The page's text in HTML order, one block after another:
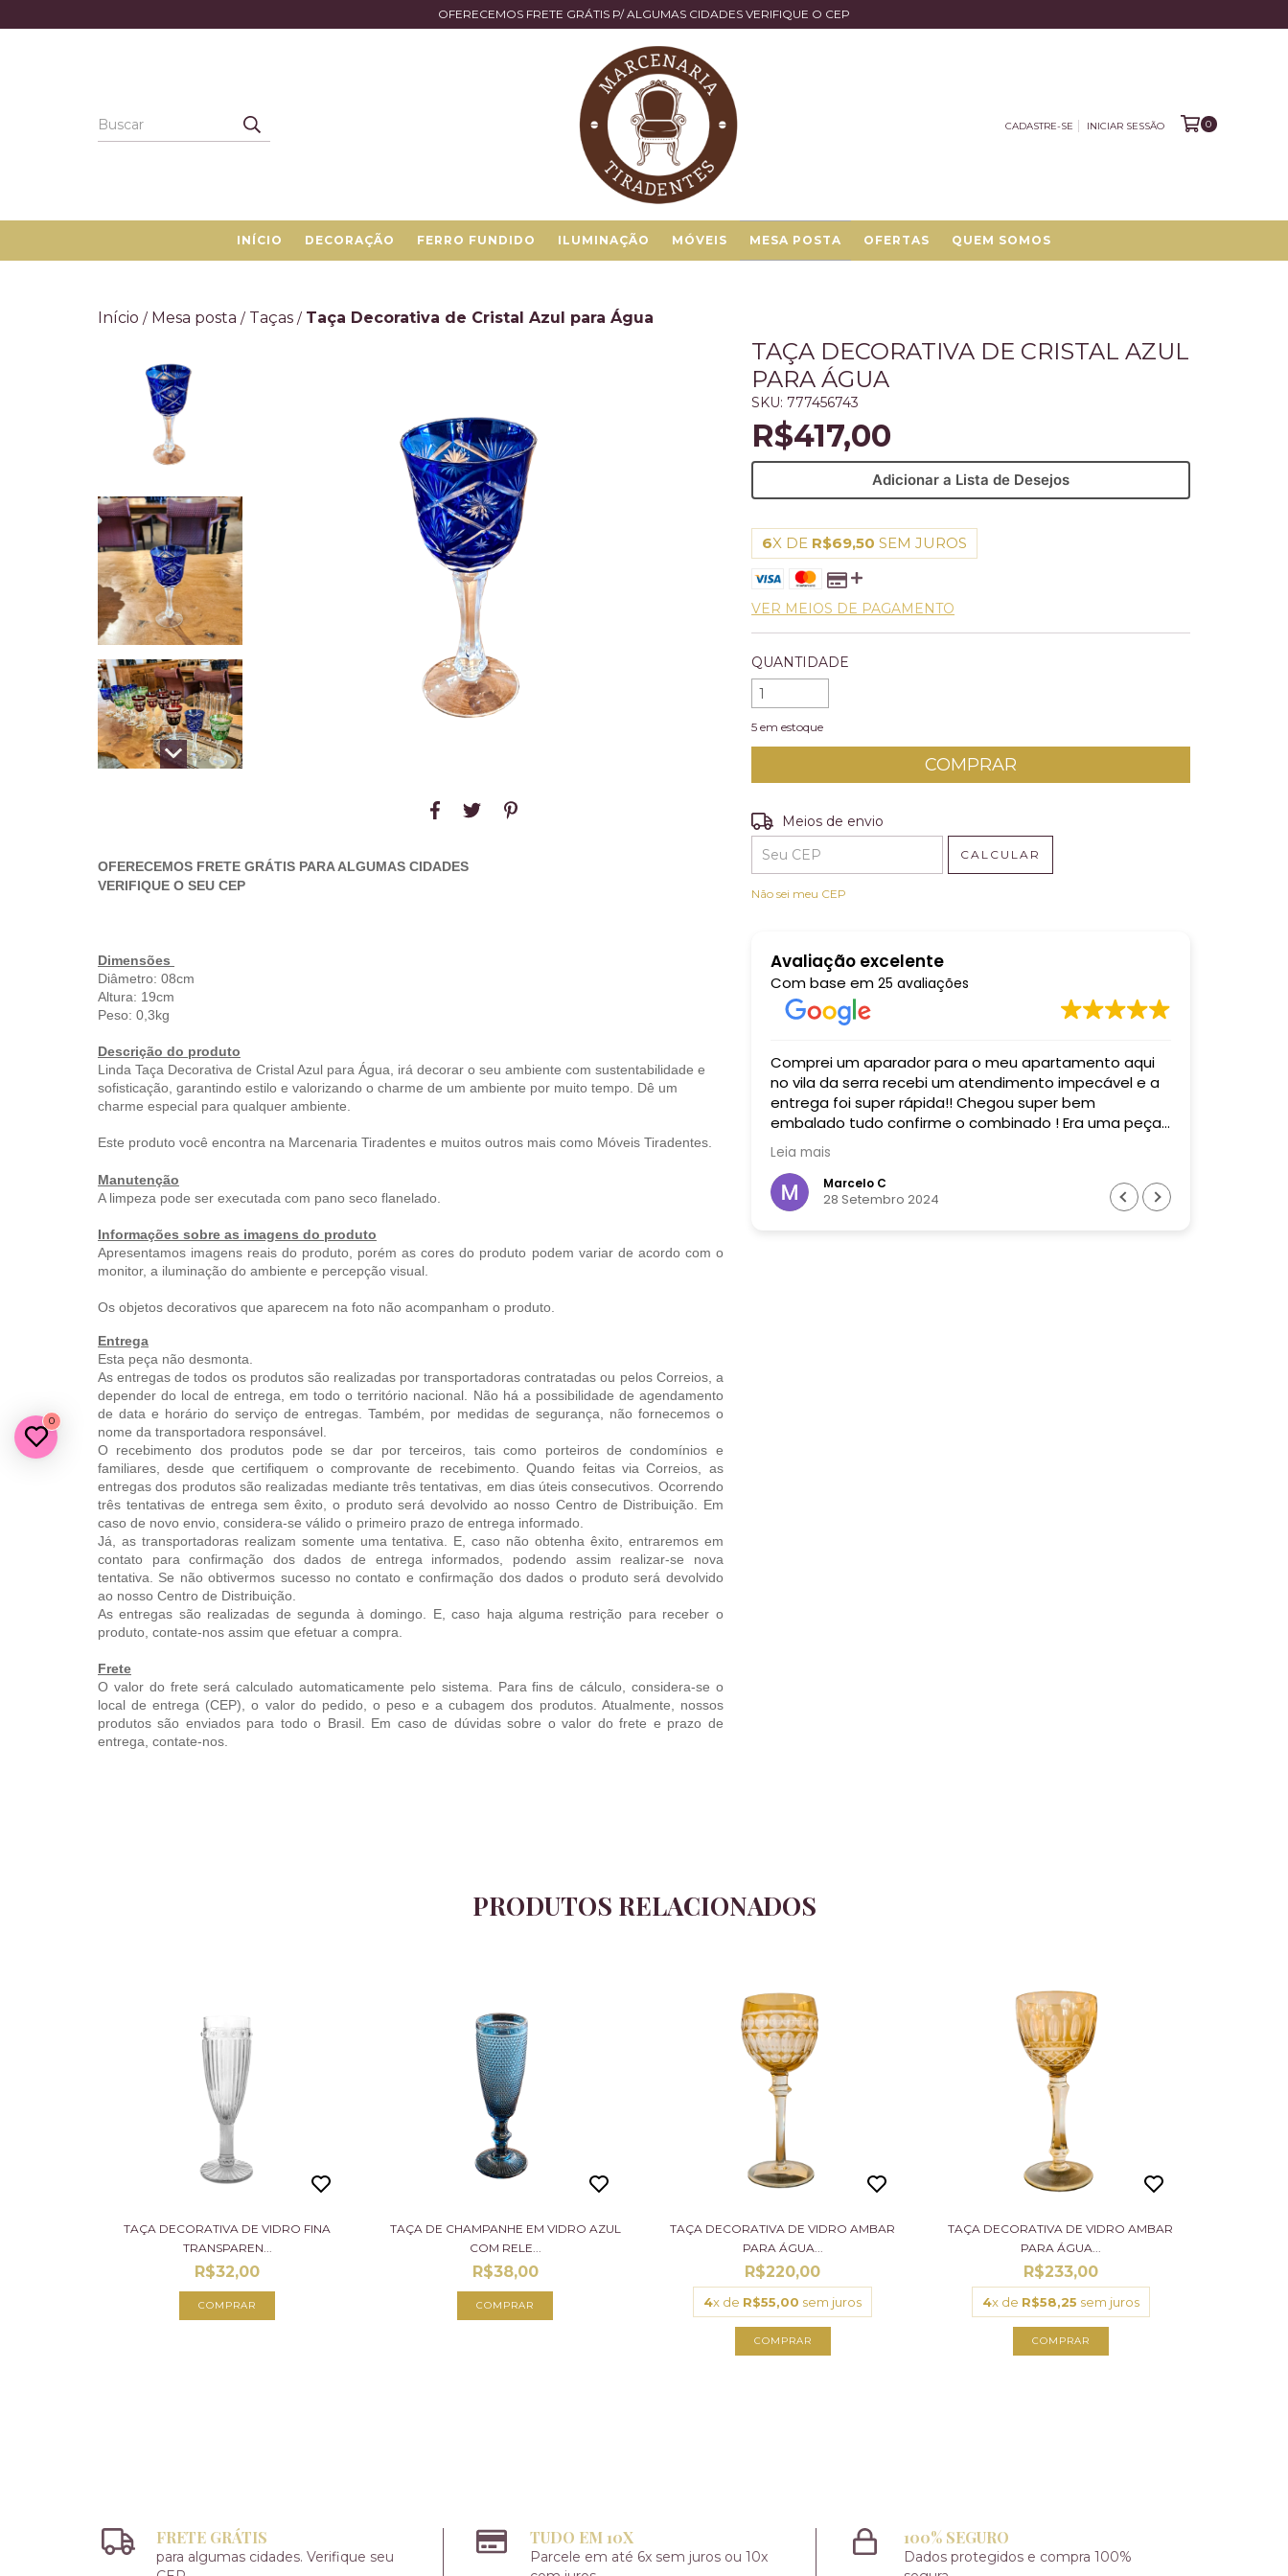
OFERECEMOS FRETE GRÁTIS P/ ALGUMAS CIDADES VERIFIQUE O CEP
CADASTRE-SE INICIAR SESSÃO 0
INÍCIO DECORAÇÃO FERRO FUNDIDO ILUMINAÇÃO MÓVEIS MESA POSTA OFERTAS QUEM SOMOS
Início / Mesa posta / Taças / Taça Decorativa de Cristal Azul para Água
OFERECEMOS FRETE GRÁTIS PARA ALGUMAS CIDADES
VERIFIQUE O SEU CEP
Dimensões
Diâmetro: 08cm
Altura: 19cm
Peso: 0,3kg
Descrição do produto
Linda Taça Decorativa de Cristal Azul para Água, irá decorar o seu ambiente com sustentabilidade e
sofisticação, garantindo estilo e valorizando o charme de um ambiente por muito tempo. Dê um
charme especial para qualquer ambiente.
Este produto você encontra na Marcenaria Tiradentes e muitos outros mais como Móveis Tiradentes.
Manutenção
A limpeza pode ser executada com pano seco flanelado.
Informações sobre as imagens do produto
Apresentamos imagens reais do produto, porém as cores do produto podem variar de acordo com o
monitor, a iluminação do ambiente e percepção visual.
Os objetos decorativos que aparecem na foto não acompanham o produto.
Entrega
Esta peça não desmonta.
As entregas de todos os produtos são realizadas por transportadoras contratadas ou pelos Correios, a
depender do local de entrega, em todo o território nacional. Não há a possibilidade de agendamento
de data e horário do serviço de entregas. Também, por medidas de segurança, não fornecemos o
nome da transportadora responsável.
O recebimento dos produtos pode se dar por terceiros, tais como porteiros de condomínios e
familiares, desde que certifiquem o comprovante de recebimento. Quando feitas via Correios, as
entregas dos produtos são realizadas mediante três tentativas, em dias úteis consecutivos. Ocorrendo
três tentativas de entrega sem êxito, o produto será devolvido ao nosso Centro de Distribuição. Em
caso de novo envio, considera-se válido o primeiro prazo de entrega informado.
Já, as transportadoras realizam somente uma tentativa. E, caso não obtenha êxito, entraremos em
contato para confirmação dos dados de entrega informados, podendo assim realizar-se nova
tentativa. Se não obtivermos sucesso no contato e confirmação dos dados o produto será devolvido
ao nosso Centro de Distribuição.
As entregas são realizadas de segunda à domingo. E, caso haja alguma restrição para receber o
produto, contate-nos assim que efetuar a compra.
Frete
O valor do frete será calculado automaticamente pelo sistema. Para fins de cálculo, considera-se o
local de entrega (CEP), o valor do pedido, o peso e a cubagem dos produtos. Atualmente, nossos
produtos são enviados para todo o Brasil. Em caso de dúvidas sobre o valor do frete e prazo de
entrega, contate-nos.
TAÇA DECORATIVA DE CRISTAL AZUL
PARA ÁGUA
SKU: 777456743
R$417,00
Adicionar a Lista de Desejos
6X DE R$69,50 SEM JUROS
VER MEIOS DE PAGAMENTO
QUANTIDADE
5 em estoque
Entregas para o CEP:
Meios de envio
CALCULAR
Não sei meu CEP
Avaliação excelente
Com base em25 avaliações
artesanato e obras de arte com
. Peças em ferro fundido e
entre outras diversas opções, dá
de primeira. Recomendo.
Experiência excelente. A comida estava maravilhosa,
muito saborosa e autenticada, com um atendimento
muito acolhedor e simpático feito pelos próprios
19 Novembro 2024
Comprei um aparador para o meu apartamento aqui
no vila da serra recebi um atendimento impecável e a
entrega foi super rápida!! Chegou super bem
embalado tudo confirme o combinado ! Era uma peça
bem grande! Recomendo muito essa empresa! Valeu
cada centavo !
Leia mais
Marcelo C
28 Setembro 2024
PRODUTOS RELACIONADOS
TAÇA DECORATIVA DE VIDRO FINA
TRANSPAREN...
R$32,00
TAÇA DE CHAMPANHE EM VIDRO AZUL
COM RELE...
R$38,00
TAÇA DECORATIVA DE VIDRO AMBAR
PARA ÁGUA...
R$220,00
4x de R$55,00 sem juros
TAÇA DECORATIVA DE VIDRO AMBAR
PARA ÁGUA...
R$233,00
4x de R$58,25 sem juros
FRETE GRÁTIS
para algumas cidades. Verifique seu
TUDO EM 10X
Parcele em até 6x sem juros ou 10x
100% SEGURO
Dados protegidos e compra 100%
0